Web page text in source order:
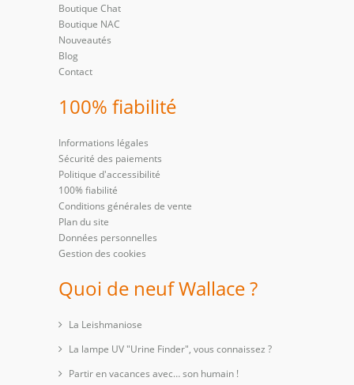
Boutique Chat
Boutique NAC
Nouveautés
Blog
Contact
100% fiabilité
Informations légales
Sécurité des paiements
Politique d'accessibilité
100% fiabilité
Conditions générales de vente
Plan du site
Données personnelles
Gestion des cookies
Quoi de neuf Wallace ?
La Leishmaniose
La lampe UV "Urine Finder", vous connaissez ?
Partir en vacances avec… son humain !